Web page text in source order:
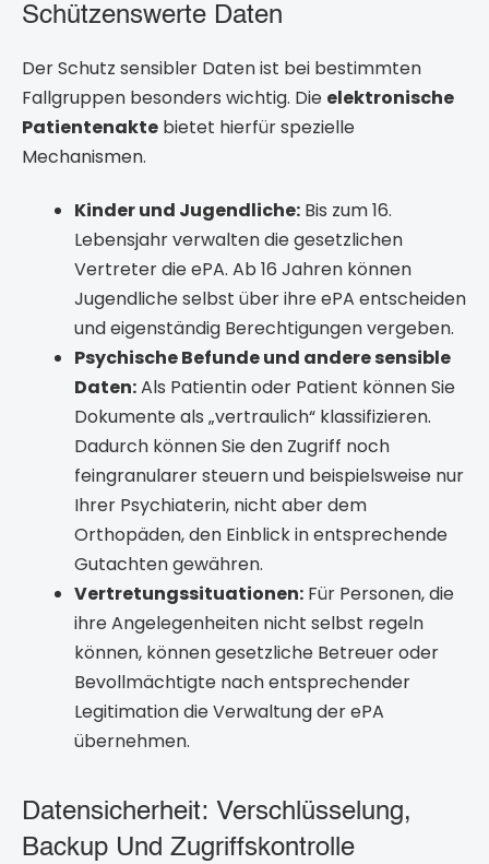
Schützenswerte Daten
Der Schutz sensibler Daten ist bei bestimmten
Fallgruppen besonders wichtig. Die elektronische
Patientenakte bietet hierfür spezielle
Mechanismen.
Kinder und Jugendliche: Bis zum 16.
Lebensjahr verwalten die gesetzlichen
Vertreter die ePA. Ab 16 Jahren können
Jugendliche selbst über ihre ePA entscheiden
und eigenständig Berechtigungen vergeben.
Psychische Befunde und andere sensible
Daten:Als Patientin oder Patient können Sie
Dokumente als „vertraulich“ klassifizieren.
Dadurch können Sie den Zugriff noch
feingranularer steuern und beispielsweise nur
Ihrer Psychiaterin, nicht aber dem
Orthopäden, den Einblick in entsprechende
Gutachten gewähren.
Vertretungssituationen: Für Personen, die
ihre Angelegenheiten nicht selbst regeln
können, können gesetzliche Betreuer oder
Bevollmächtigte nach entsprechender
Legitimation die Verwaltung der ePA
übernehmen.
Datensicherheit: Verschlüsselung,
Backup Und Zugriffskontrolle